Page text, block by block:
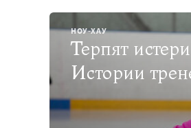
НОУ-ХАУ
Терпят
Истории